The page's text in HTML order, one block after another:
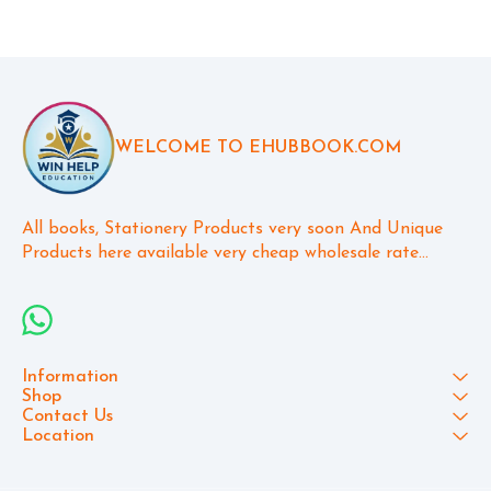
WELCOME TO EHUBBOOK.COM
All books, Stationery Products very soon And Unique
Products here available very cheap wholesale rate...
Information
Shop
Contact Us
Location